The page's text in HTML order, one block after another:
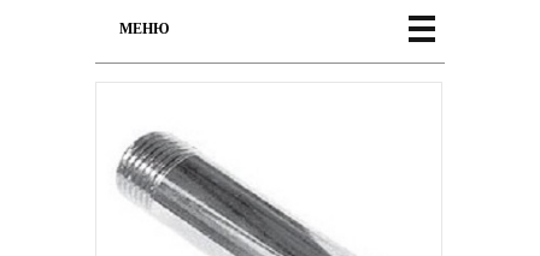
МЕНЮ